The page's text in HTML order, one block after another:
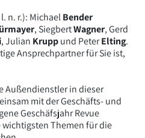
n. r.): MichaelBender
, SiegbertWagner, Gerd
, Julian Kruppund PeterElting.
Ansprechpartner für Sie ist,
Außendienstler in dieser
mit der Geschäfts- und
Geschäfsjahr Revue
Themen für die